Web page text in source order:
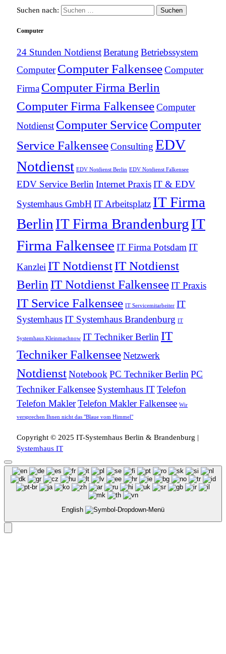
Suchen nach:
Computer
24 Stunden NotdienstBeratung Betriebssystem
Computer Computer FalkenseeComputer
Firma Computer Firma Berlin
Computer Firma FalkenseeComputer
Notdienst Computer ServiceComputer
Service FalkenseeConsulting EDV
Notdienst EDV Notdienst Berlin EDV Notdienst Falkensee
EDV Service BerlinInternet PraxisIT & EDV
Systemhaus GmbH IT Arbeitsplatz IT Firma
BerlinIT Firma BrandenburgIT
Firma Falkensee IT Firma PotsdamIT
Kanzlei IT NotdienstIT Notdienst
Berlin IT Notdienst FalkenseeIT Praxis
IT Service Falkensee IT Servicemitarbeiter IT
SystemhausIT Systemhaus Brandenburg IT
Systemhaus Kleinmachnow IT Techniker Berlin IT
Techniker FalkenseeNetzwerk
NotdienstNotebookPC Techniker BerlinPC
Techniker Falkensee Systemhaus ITTelefon
Telefon MaklerTelefon Makler Falkensee Wir
versprechen Ihnen nicht das "Blaue vom Himmel"
Copyright © 2025 IT-Systemhaus Berlin & Brandenburg |
Systemhaus IT
English